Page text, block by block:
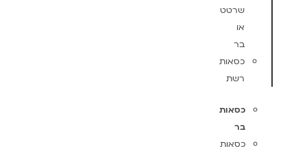
שרטט
או
בר
כסאות
רשת
כסאות
בר
כסאות